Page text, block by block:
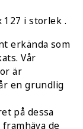
127 i storlek .
erkända som
Vår
är
en grundlig
på dessa
de